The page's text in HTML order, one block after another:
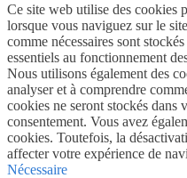
Ce site web utilise des cookies
lorsque vous naviguez sur le
comme nécessaires sont
essentiels au fonctionnement
Nous utilisons également des
analyser et à comprendre
cookies ne seront stockés dans
consentement. Vous avez
cookies. Toutefois, la
affecter votre expérience de
Nécessaire